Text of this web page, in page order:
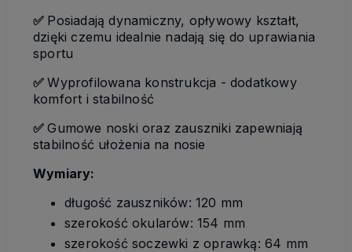
✅ Posiadają dynamiczny, opływowy kształt,
dzięki czemu idealnie nadają się do uprawiania
sportu
✅Wyprofilowana konstrukcja - dodatkowy
komfort i stabilność
✅Gumowe noski oraz zauszniki zapewniają
stabilność ułożenia na nosie
Wymiary:
długość zauszników: 120 mm
szerokość okularów: 154 mm
szerokość soczewki z oprawką: 64 mm